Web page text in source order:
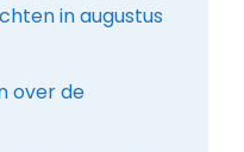
in augustus
over de